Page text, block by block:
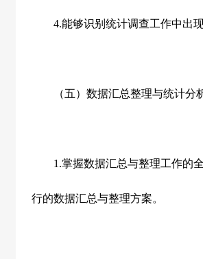
4.能够识别统计调查工作中出
（五）数据汇总整理与统计分
1.掌握数据汇总与整理工作的
行的数据汇总与整理方案。